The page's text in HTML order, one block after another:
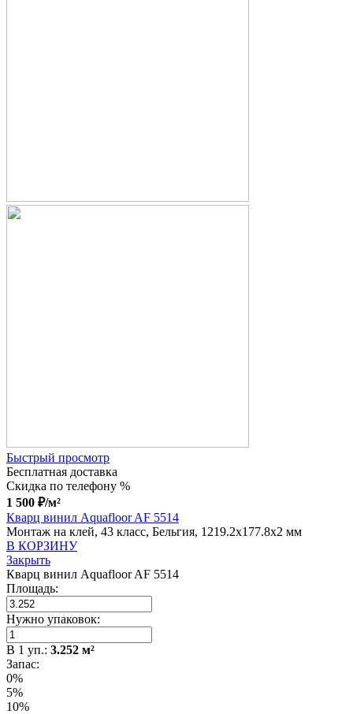
Быстрый просмотр
Бесплатная доставка
Скидка по телефону %
1 500 ₽/м²
Кварц винил Aquafloor AF 5514
Монтаж на клей, 43 класс, Бельгия, 1219.2x177.8x2 мм
В КОРЗИНУ
Закрыть
Кварц винил Aquafloor AF 5514
Площадь:
Нужно упаковок:
В 1 уп.: 3.252 м²
Запас:
0%
5%
10%